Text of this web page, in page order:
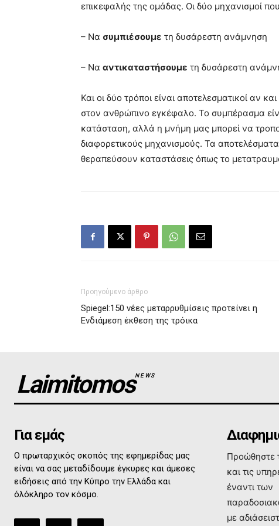
επικεφαλής της ομάδας. Οι δύο μηχανισμοί
– Να συμπιέσουμε τη δυσάρεστη ανάμνηση
– Να αντικαταστήσουμε τη δυσάρεστη
Και οι δύο τρόποι είναι αποτελεσματικοί αν
στον ανθρώπινο εγκέφαλο. Το συμπέρασμα
κατάσταση, αλλά η μνήμη μας μπορεί να
διαφορετικούς μηχανισμούς. Τα
θεραπεύσουν καταστάσεις όπως το
Προηγούμενο άρθρο
Spiegel:150 νέες μεταρρυθμίσεις προτείνει η
Ενδιάμεση έκθεση της τρόικα
LaimitomosNEWS
Για εμάς
Ο πρωταρχικός σκοπός της εφημερίδας μας
είναι να σας μεταδίδουμε έγκυρες και άμεσες
ειδήσεις από την Κύπρο την Ελλάδα και
όλόκληρο τον κόσμο.
Προώθηστε
και τις
έναντι των
με